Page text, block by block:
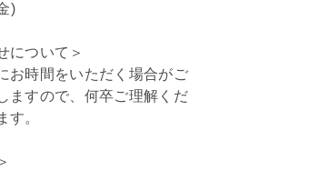
)
について＞
お時間をいただく場合がご
ますので、何卒ご理解くだ
す。